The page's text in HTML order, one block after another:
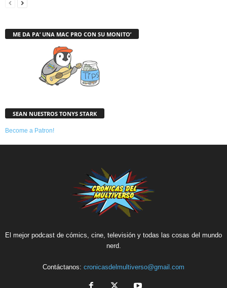
ME DA PA’ UNA MAC PRO CON SU MONITO’
SEAN NUESTROS TONYS STARK
Become a Patron!
El mejor podcast de cómics, cine, televisión y todas las cosas del mundo
nerd.
Contáctanos: cronicasdelmultiverso@gmail.com